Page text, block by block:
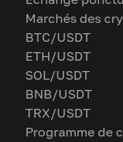
Marchés des
BTC/USDT
ETH/USDT
SOL/USDT
BNB/USDT
TRX/USDT
Programme de